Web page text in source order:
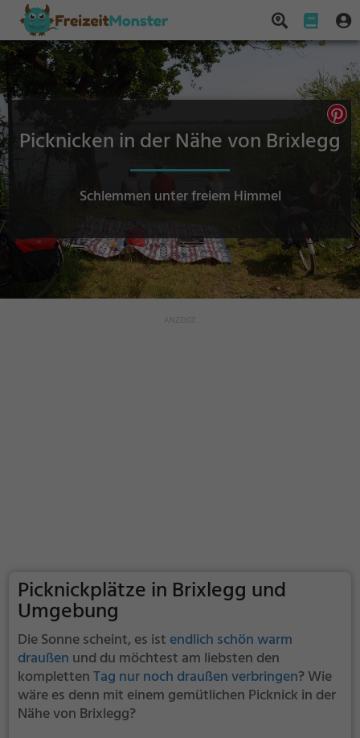
Picknicken in der Nähe von Brixlegg
Schlemmen unter freiem Himmel
Picknickplätze in Brixlegg und
Umgebung
Die Sonne scheint, es ist endlich schön warm
draußen und du möchtest am liebsten den
komplettenTag nur noch draußen verbringen? Wie
wäre es denn mit einem gemütlichen Picknick in der
Nähe von Brixlegg?